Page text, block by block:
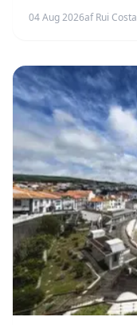
04 Aug 2026af Rui Costa